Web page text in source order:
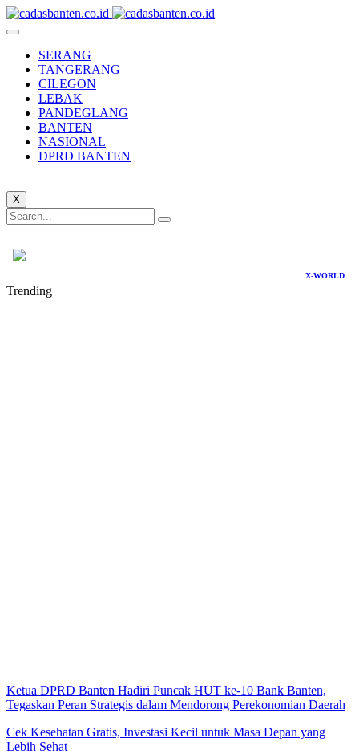
SERANG
TANGERANG
CILEGON
LEBAK
PANDEGLANG
BANTEN
NASIONAL
DPRD BANTEN
X
X-WORLD
Trending
Ketua DPRD Banten Hadiri Puncak HUT ke-10 Bank Banten,
Tegaskan Peran Strategis dalam Mendorong Perekonomian Daerah
Cek Kesehatan Gratis, Investasi Kecil untuk Masa Depan yang
Lebih Sehat